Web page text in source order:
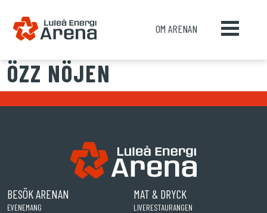
OM ARENAN
ÖZZ NÖJEN
BESÖK ARENAN
EVENEMANG
MAT & DRYCK
LIVERESTAURANGEN